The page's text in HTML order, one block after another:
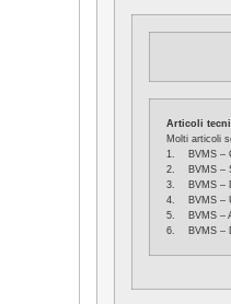
Articoli
Molti articoli
1. BVMS –
2. BVMS –
3. BVMS –
4. BVMS –
5. BVMS –
6. BVMS –